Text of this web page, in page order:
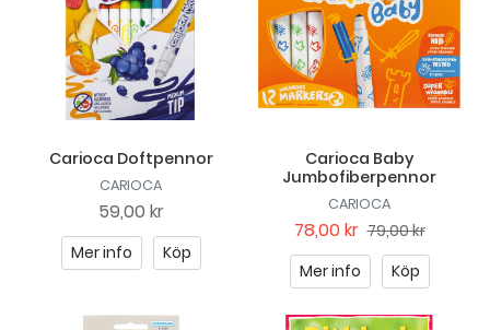
Carioca Doftpennor
CARIOCA
59,00 kr
Mer info Köp
Carioca Baby
Jumbofiberpennor
CARIOCA
78,00 kr 79,00 kr
Mer info
Köp